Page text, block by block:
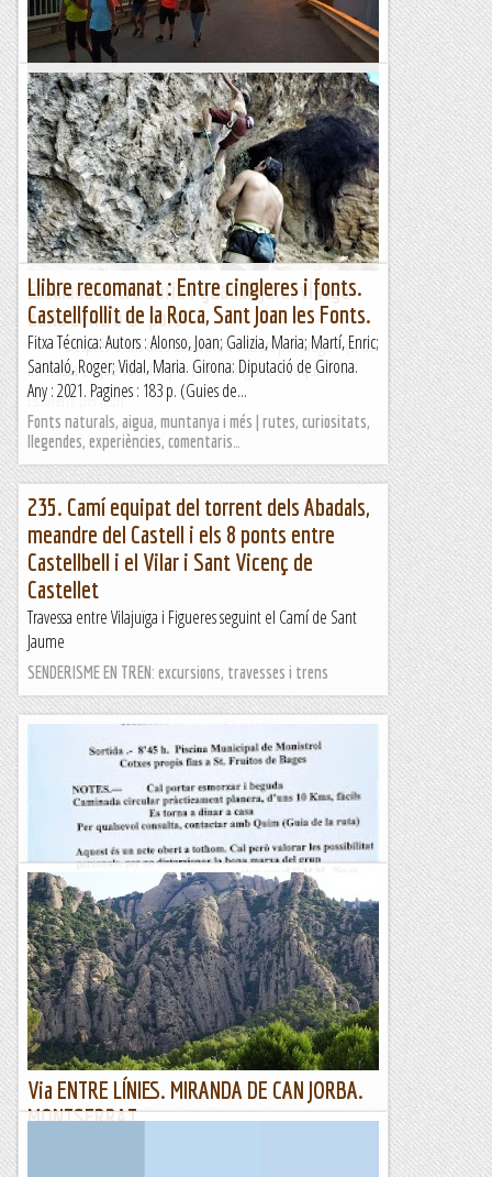
Pedros d'albatarrec: caminada nocturna
Un any més fem la caminada nocturna al cim del Pedrós
d'Albatàrrec malgrat estar en plena onada de calor però ha
estat una caminada divertida amb un sopar ben ventilats al...
Excursions del Joan Ramon
Escalada entre soria i guadalajara. viatge
zona centro 3º part
Després d’uns dies descobrint sectors per Aragó (si us
interessa el que vam fer per terres aragoneses aqui ho...
Escalant pel món
Llibre recomanat : Entre cingleres i fonts.
Castellfollit de la Roca, Sant Joan les Fonts.
Fitxa Técnica: Autors : Alonso, Joan; Galizia, Maria; Martí, Enric;
Santaló, Roger; Vidal, Maria. Girona: Diputació de Girona.
Any : 2021. Pagines : 183 p. (Guies de...
Fonts naturals, aigua, muntanya i més | rutes, curiositats,
llegendes, experiències, comentaris…
235. Camí equipat del torrent dels Abadals,
meandre del Castell i els 8 ponts entre
Castellbell i el Vilar i Sant Vicenç de
Castellet
Travessa entre Vilajuïga i Figueres seguint el Camí de Sant
Jaume
SENDERISME EN TREN: excursions, travesses i trens
Propera caminada c.m.m
Nota ::...
Petjacims
Via ENTRE LÍNIES. MIRANDA DE CAN JORBA.
MONTSERRAT.